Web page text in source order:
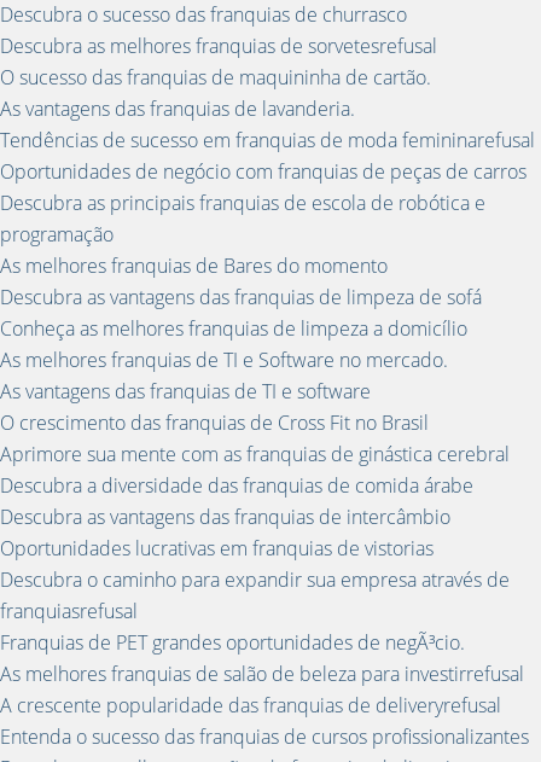
Descubra o sucesso das franquias de churrasco
Descubra as melhores franquias de sorvetesrefusal
O sucesso das franquias de maquininha de cartão.
As vantagens das franquias de lavanderia.
Tendências de sucesso em franquias de moda femininarefusal
Oportunidades de negócio com franquias de peças de carros
Descubra as principais franquias de escola de robótica e
programação
As melhores franquias de Bares do momento
Descubra as vantagens das franquias de limpeza de sofá
Conheça as melhores franquias de limpeza a domicílio
As melhores franquias de TI e Software no mercado.
As vantagens das franquias de TI e software
O crescimento das franquias de Cross Fit no Brasil
Aprimore sua mente com as franquias de ginástica cerebral
Descubra a diversidade das franquias de comida árabe
Descubra as vantagens das franquias de intercâmbio
Oportunidades lucrativas em franquias de vistorias
Descubra o caminho para expandir sua empresa através de
franquiasrefusal
Franquias de PET grandes oportunidades de negÃ³cio.
As melhores franquias de salão de beleza para investirrefusal
A crescente popularidade das franquias de deliveryrefusal
Entenda o sucesso das franquias de cursos profissionalizantes